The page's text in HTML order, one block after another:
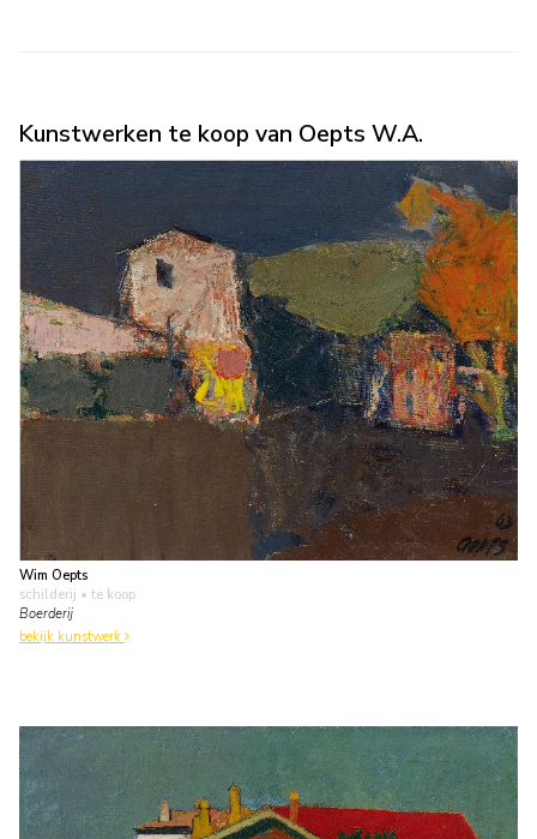
Kunstwerken te koop van Oepts W.A.
Wim Oepts
schilderij • te koop
Boerderij
bekijk kunstwerk